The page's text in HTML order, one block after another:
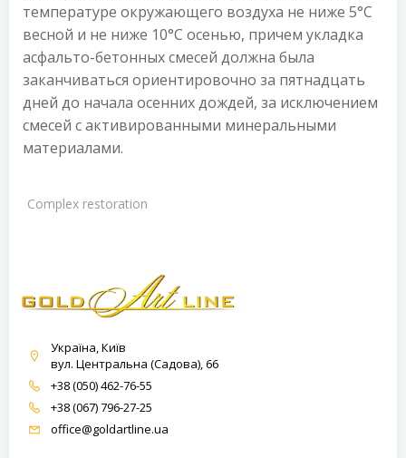
температуре окружающего воздуха не ниже 5°С
весной и не ниже 10°С осенью, причем укладка
асфальто-бетонных смесей должна была
заканчиваться ориентировочно за пятнадцать
дней до начала осенних дождей, за исключением
смесей с активированными минеральными
материалами.
Complex restoration
Україна, Київ
вул. Центральна (Садова), 66
+38 (050) 462-76-55
+38 (067) 796-27-25
office@goldartline.ua